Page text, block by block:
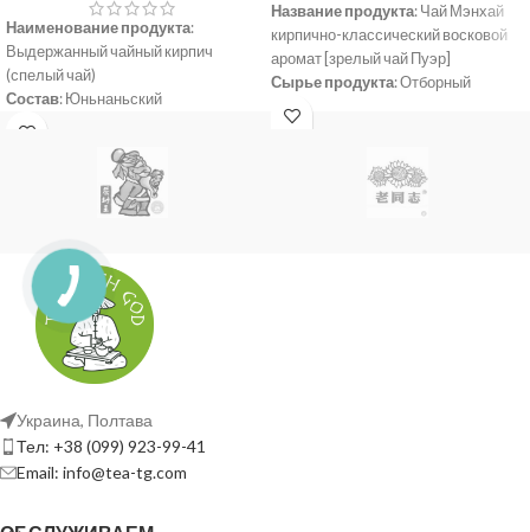
Наименование продукта:
Выдержанный чайный кирпич
(спелый чай)
Состав: Юньнаньский
крупнолистовой высушенный на
солнце зеленый чай.
Содержимое нетто: 250г
Происхождение : Куньмин,
Дата изготовления:
Название продукта: Чай Мэнхай
кирпично-классический восковой
аромат [зрелый чай Пуэр]
Сырье продукта: Отборный
крупнолистовой высушенный на
солнце чай Мэнхай.
Юньнань, префектура
Сишуанбаньна, уезд Мэнхай.
Украина, Полтава
Тел: +38 (099) 923-99-41
Email: info@tea-tg.com